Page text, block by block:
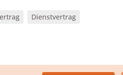
Dienstvertrag